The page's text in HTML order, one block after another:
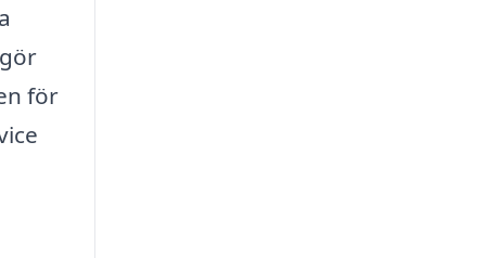
för